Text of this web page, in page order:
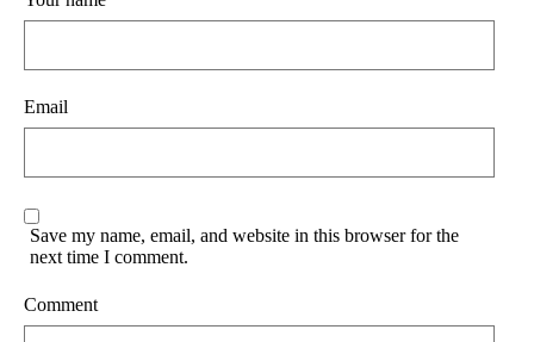
Email
Save my name, email, and website in this browser for the
next time I comment.
Comment